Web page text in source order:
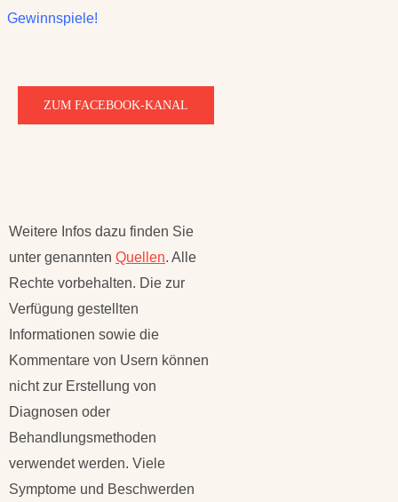
Gewinnspiele!
ZUM FACEBOOK-KANAL
Weitere Infos dazu finden Sie
unter genannten Quellen. Alle
Rechte vorbehalten. Die zur
Verfügung gestellten
Informationen sowie die
Kommentare von Usern können
nicht zur Erstellung von
Diagnosen oder
Behandlungsmethoden
verwendet werden. Viele
Symptome und Beschwerden